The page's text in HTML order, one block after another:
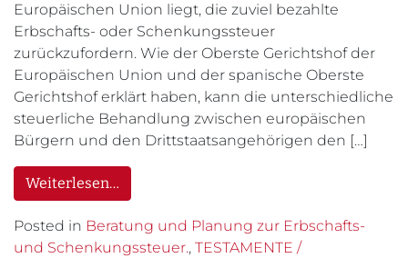
Europäischen Union liegt, die zuviel bezahlte
Erbschafts- oder Schenkungssteuer
zurückzufordern. Wie der Oberste Gerichtshof der
Europäischen Union und der spanische Oberste
Gerichtshof erklärt haben, kann die unterschiedliche
steuerliche Behandlung zwischen europäischen
Bürgern und den Drittstaatsangehörigen den […]
Weiterlesen…
Posted in Beratung und Planung zur Erbschafts-
und Schenkungssteuer., TESTAMENTE /